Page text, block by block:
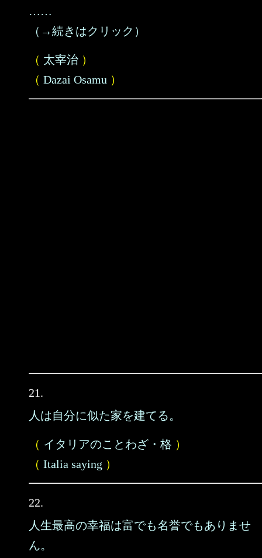
……
（→続きはクリック）
（ 太宰治 ）
（ Dazai Osamu ）
21.
人は自分に似た家を建てる。
（ イタリアのことわざ・格 ）
（ Italia saying ）
22.
人生最高の幸福は富でも名誉でもありませ
ん。